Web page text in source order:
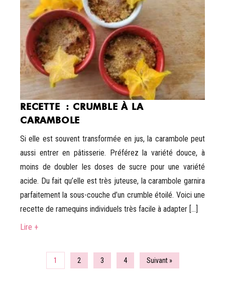
RECETTE : CRUMBLE À LA
CARAMBOLE
Si elle est souvent transformée en jus, la carambole peut
aussi entrer en pâtisserie. Préférez la variété douce, à
moins de doubler les doses de sucre pour une variété
acide. Du fait qu’elle est très juteuse, la carambole garnira
parfaitement la sous-couche d’un crumble étoilé. Voici une
recette de ramequins individuels très facile à adapter […]
Lire +
1 2 3 4 Suivant »